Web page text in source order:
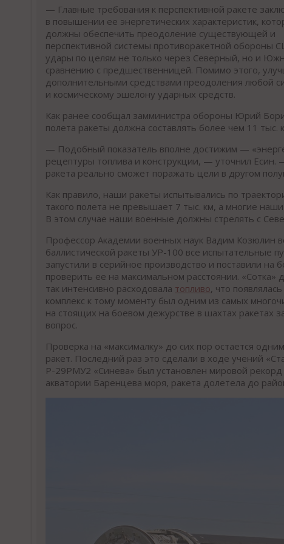
— Главные требования к перспективной ракете
в повышении ее энергетических характеристик,
должны обеспечить преодоление существующей и
перспективной системы противоракетной
удары по целям не только через Северный, но и
сравнению с предшественницей. Помимо этого,
дополнительными средствами преодоления любой
и космическому эшелону ударных средств.
Как ранее сообщал замминистра обороны Юрий
полета ракеты должна составлять более чем 11 тыс.
— Подобный показатель вполне достижим —
рецептуры топлива и конструкции, — уточнил Есин.
ракета реально сможет поражать цели в другом
Как правило, наши ракеты испытывались по
такого полета не превышает 7 тыс. км, а многие
В этом случае наши военные должны стрелять с
Профессор Академии военных наук Вадим Козюлин
баллистической ракеты УР-100 все испытательные
запустили в серийное производство и поставили
проверить ее на максимальном расстоянии.
так интенсивно расходовала топливо, что
комплекс к тому моменту был одним из самых
на стоящих на боевом дежурстве в шахтах ракетах
вопрос.
Проверка на «максималку» до сих пор остается
ракет. Последний раз это сделали в ходе учений
Р-29РМУ2 «Синева» был установлен мировой рекорд
акватории Баренцева моря, ракета долетела до